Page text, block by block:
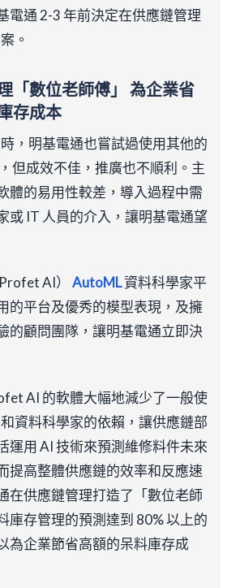
電通 2-3 年前決定在供應鏈管理
。
「數位老師傅」 為企業省
存成本
，明基電通也嘗試過使用其他的
但成效不佳，推廣也不順利。主
體的易用性較差，導入過程中需
或 IT 人員的介入，讓明基電通望
AI）AutoML資料科學家平
的平台及優秀的模型表現，及擁
的顧問團隊，讓明基電通立即決
AI 的軟體大幅地減少了一般使
資料科學家的依賴，讓供應鏈部
運用 AI 技術來預測維修料件未來
提高整體供應鏈的效率和反應速
在供應鏈管理打造了「數位老師
庫存管理的預測達到 80% 以上的
為企業節省高額的呆料庫存成